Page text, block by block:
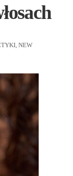
, NEW